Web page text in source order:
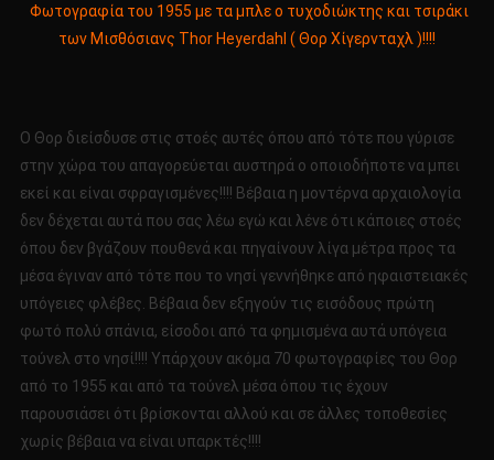
Φωτογραφία του 1955 με τα μπλε ο τυχοδιώκτης και τσιράκι
των Μισθόσιανς Thor Heyerdahl ( Θορ Χίγερνταχλ )!!!!
Ο Θορ διείσδυσε στις στοές αυτές όπου από τότε που γύρισε
στην χώρα του απαγορεύεται αυστηρά ο οποιοδήποτε να μπει
εκεί και είναι σφραγισμένες!!!! Βέβαια η μοντέρνα αρχαιολογία
δεν δέχεται αυτά που σας λέω εγώ και λένε ότι κάποιες στοές
όπου δεν βγάζουν πουθενά και πηγαίνουν λίγα μέτρα προς τα
μέσα έγιναν από τότε που το νησί γεννήθηκε από ηφαιστειακές
υπόγειες φλέβες. Βέβαια δεν εξηγούν τις εισόδους πρώτη
φωτό πολύ σπάνια, είσοδοι από τα φημισμένα αυτά υπόγεια
τούνελ στο νησί!!!! Υπάρχουν ακόμα 70 φωτογραφίες του Θορ
από το 1955 και από τα τούνελ μέσα όπου τις έχουν
παρουσιάσει ότι βρίσκονται αλλού και σε άλλες τοποθεσίες
χωρίς βέβαια να είναι υπαρκτές!!!!